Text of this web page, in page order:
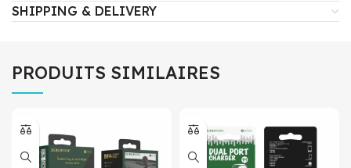
SHIPPING & DELIVERY
PRODUITS SIMILAIRES